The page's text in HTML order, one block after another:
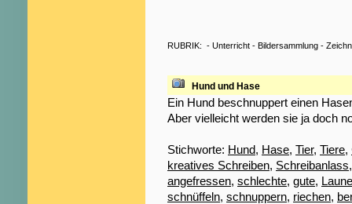
RUBRIK: - Unterricht - Bildersammlung -
Hund und Hase
Ein Hund beschnuppert einen
Aber vielleicht werden sie ja doch
Stichworte: Hund, Hase, Tier, Tiere,
kreatives Schreiben, Schreibanlass
angefressen, schlechte, gute, Laune
schnüffeln, schnuppern, riechen,